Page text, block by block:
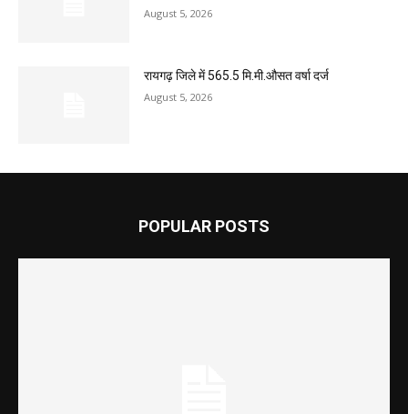
August 5, 2026
रायगढ़ जिले में 565.5 मि.मी.औसत वर्षा दर्ज
August 5, 2026
POPULAR POSTS